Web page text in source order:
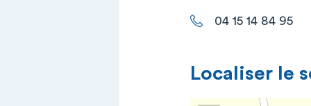
04 15 14 84 95
Localiser le